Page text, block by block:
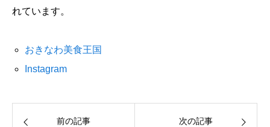
れています。
おきなわ美食王国
Instagram
前の記事 次の記事